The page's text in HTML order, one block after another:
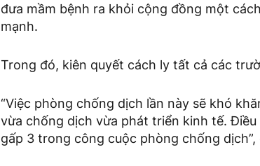
đưa mầm bệnh ra khỏi cộng đồng một
mạnh.
Trong đó, kiên quyết cách ly tất cả các
“Việc phòng chống dịch lần này sẽ khó
vừa chống dịch vừa phát triển kinh tế.
gấp 3 trong công cuộc phòng chống